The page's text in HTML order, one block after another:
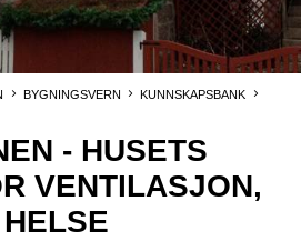
BYGNINGSVERN
KUNNSKAPSBANK
- HUSETS
VENTILASJON,